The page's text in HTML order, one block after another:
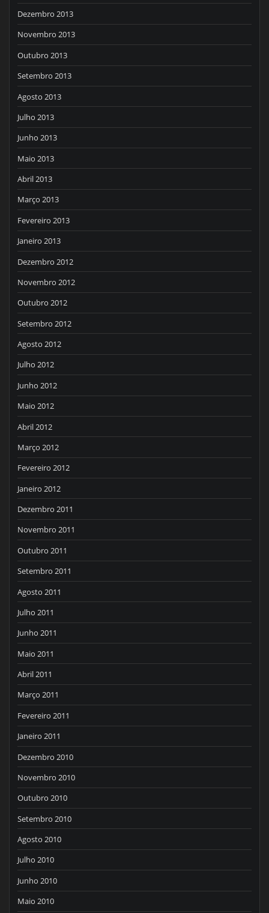
Dezembro 2013
Novembro 2013
Outubro 2013
Setembro 2013
Agosto 2013
Julho 2013
Junho 2013
Maio 2013
Abril 2013
Março 2013
Fevereiro 2013
Janeiro 2013
Dezembro 2012
Novembro 2012
Outubro 2012
Setembro 2012
Agosto 2012
Julho 2012
Junho 2012
Maio 2012
Abril 2012
Março 2012
Fevereiro 2012
Janeiro 2012
Dezembro 2011
Novembro 2011
Outubro 2011
Setembro 2011
Agosto 2011
Julho 2011
Junho 2011
Maio 2011
Abril 2011
Março 2011
Fevereiro 2011
Janeiro 2011
Dezembro 2010
Novembro 2010
Outubro 2010
Setembro 2010
Agosto 2010
Julho 2010
Junho 2010
Maio 2010